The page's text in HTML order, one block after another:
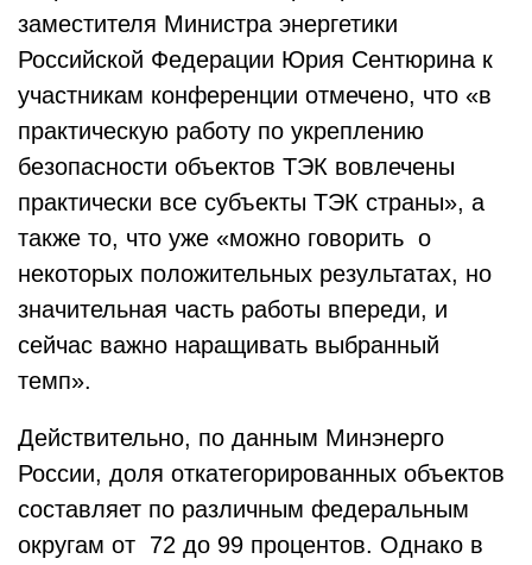
заместителя Министра энергетики
Российской Федерации Юрия Сентюрина к
участникам конференции отмечено, что «в
практическую работу по укреплению
безопасности объектов ТЭК вовлечены
практически все субъекты ТЭК страны», а
также то, что уже «можно говорить о
некоторых положительных результатах, но
значительная часть работы впереди, и
сейчас важно наращивать выбранный
темп».
Действительно, по данным Минэнерго
России, доля откатегорированных объектов
составляет по различным федеральным
округам от 72 до 99 процентов. Однако в